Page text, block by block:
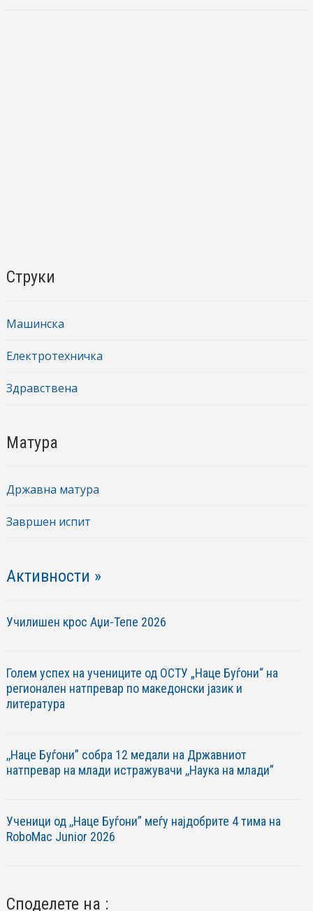
Струки
Машинска
Електротехничка
Здравствена
Матура
Државна матура
Завршен испит
Активности »
Училишен крос Аџи-Тепе 2026
Голем успех на учениците од ОСТУ „Наце Буѓони“ на
регионален натпревар по македонски јазик и
литература
,,Наце Буѓони” собра 12 медали на Државниот
натпревар на млади истражувачи ,,Наука на млади”
Ученици од ,,Наце Буѓони” меѓу најдобрите 4 тима на
RoboМac Junior 2026
Споделете на :